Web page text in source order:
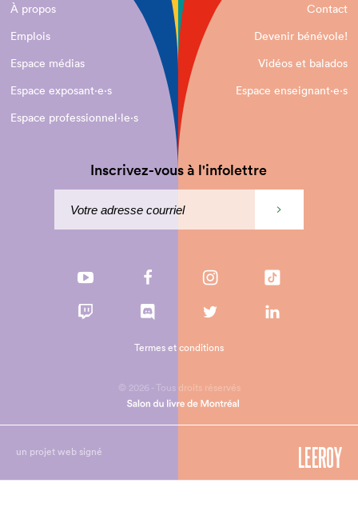
À propos
Contact
Emplois
Devenir bénévole!
Espace médias
Vidéos et balados
Espace exposant·e⋅s
Espace enseignant·e⋅s
Espace professionnel·le⋅s
Inscrivez-vous à l'infolettre
© 2026 - Tous droits réservés
Termes et conditions
un projet web signé